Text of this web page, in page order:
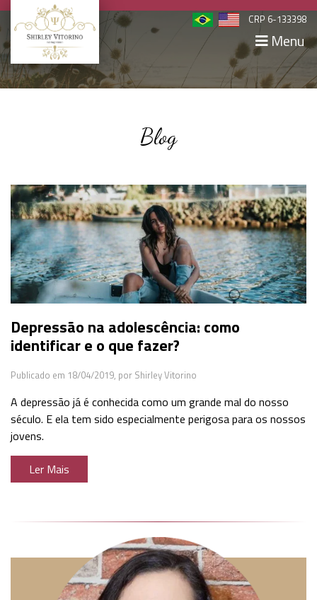
CRP 6-133398
Menu
Blog
Depressão na adolescência: como
identificar e o que fazer?
Publicado em 18/04/2019, por Shirley Vitorino
A depressão já é conhecida como um grande mal do nosso
século. E ela tem sido especialmente perigosa para os nossos
jovens.
Ler Mais